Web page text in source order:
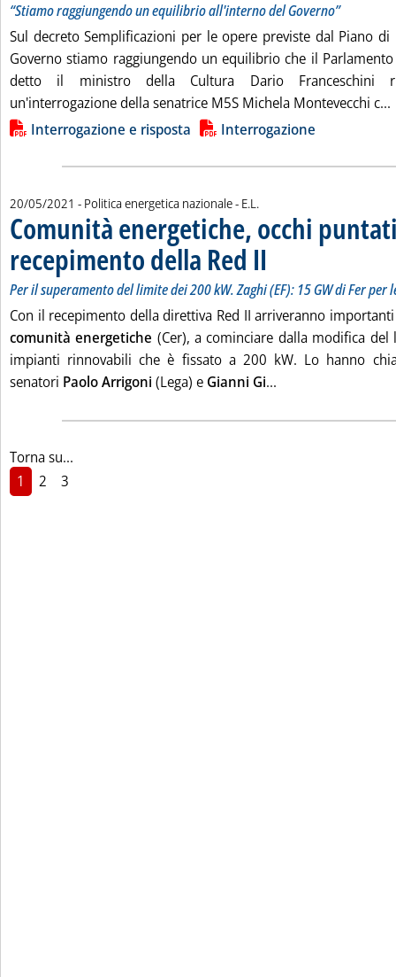
“Stiamo raggiungendo un equilibrio all'interno del Governo”
Sul decreto Semplificazioni per le opere previste dal Piano
Governo stiamo raggiungendo un equilibrio che il
detto il ministro della Cultura Dario Franceschini
un'interrogazione della senatrice M5S Michela Montevecchi c...
Lista allegati PDF alla notizia
Interrogazione e risposta Interrogazione
20/05/2021 - Politica energetica nazionale - di:
E.L.
Comunità energetiche, occhi
recepimento della Red II . Sottotitolo: Per il
. Pubblicata giovedì 20
Per il superamento del limite dei 200 kW. Zaghi (EF): 15 GW di Fer per
Con il recepimento della direttiva Red II arriveranno
comunità energetiche (Cer), a cominciare dalla modifica
impianti rinnovabili che è fissato a 200 kW. Lo hanno
senatori Paolo Arrigoni (Lega) e Gianni Gi...
Torna su...
1
2 3